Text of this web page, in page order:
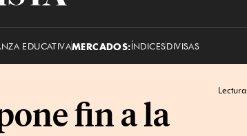
EDUCATIVAMERCADOS:ÍNDICESDIVISAS
Lectura
fin a la